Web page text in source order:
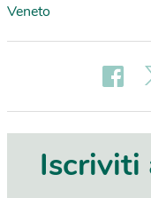
Veneto
Iscriviti